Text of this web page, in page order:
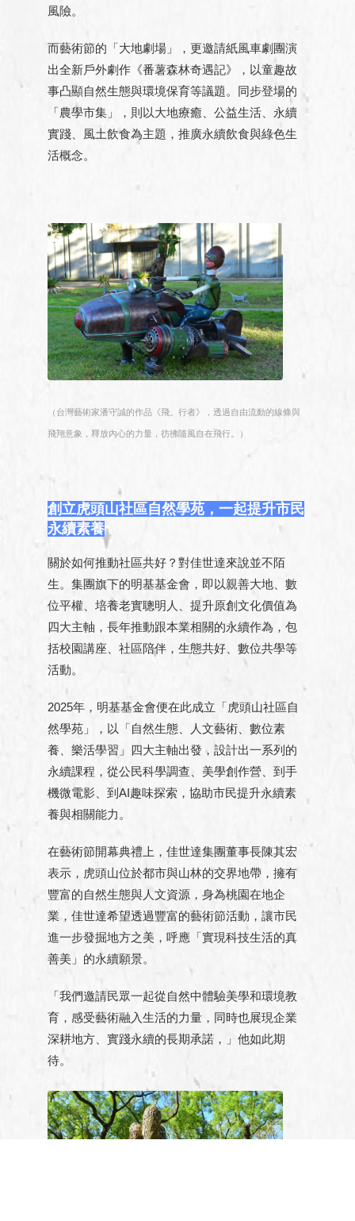
風險。
而藝術節的「大地劇場」，更邀請紙風車劇團演
出全新戶外劇作《番薯森林奇遇記》，以童趣故
事凸顯自然生態與環境保育等議題。同步登場的
「農學市集」，則以⼤地療癒、公益⽣活、永續
實踐、風土飲食為主題，推廣永續飲食與綠色生
活概念。
（台灣藝術家潘守誠的作品《飛。行者》，透過自由流動的線條與
飛翔意象，釋放內心的力量，彷彿隨風自在飛行。）
創立虎頭山社區自然學苑，一起提升市民
永續素養
關於如何推動社區共好？對佳世達來說並不陌
生。集團旗下的明基基金會，即以親善大地、數
位平權、培養老實聰明人、提升原創文化價值為
四大主軸，長年推動跟本業相關的永續作為，包
括校園講座、社區陪伴，生態共好、數位共學等
活動。
2025年，明基基金會便在此成立「虎頭山社區自
然學苑」，以「自然生態、人文藝術、數位素
養、樂活學習」四大主軸出發，設計出一系列的
永續課程，從公民科學調查、美學創作營、到手
機微電影、到AI趣味探索，協助市民提升永續素
養與相關能力。
在藝術節開幕典禮上，佳世達集團董事長陳其宏
表示，虎頭山位於都市與山林的交界地帶，擁有
豐富的自然生態與人文資源，身為桃園在地企
業，佳世達希望透過豐富的藝術節活動，讓市民
進一步發掘地方之美，呼應「實現科技生活的真
善美」的永續願景。
「我們邀請民眾一起從自然中體驗美學和環境教
育，感受藝術融入生活的力量，同時也展現企業
深耕地方、實踐永續的長期承諾，」他如此期
待。